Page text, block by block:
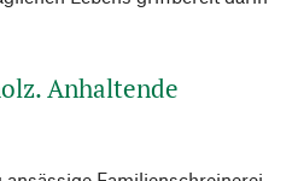
Anhaltende